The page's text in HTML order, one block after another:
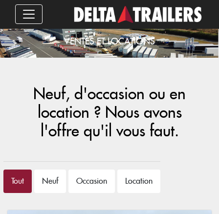
VENTES ET LOCATIONS
Neuf, d'occasion ou en
location ? Nous avons
l'offre qu'il vous faut.
Tout Neuf Occasion Location